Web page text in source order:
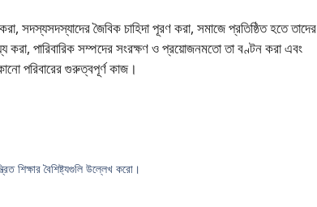
সদস্যসদস্যাদের জৈবিক চাহিদা পূরণ করা, সমাজে প্রতিষ্ঠিত হতে তাদের
করা, পারিবারিক সম্পদের সংরক্ষণ ও প্রয়ােজনমতাে তা বণ্টন করা এবং
পরিবারের গুরুত্বপূর্ণ কাজ।
শিক্ষার বৈশিষ্ট্যগুলি উল্লেখ করাে।